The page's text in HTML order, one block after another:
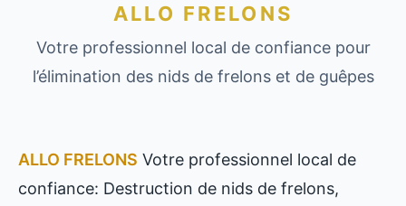
ALLO FRELONS
Votre professionnel local de confiance pour
l’élimination des nids de frelons et de guêpes
ALLO FRELONS Votre professionnel local de
confiance: Destruction de nids de frelons,